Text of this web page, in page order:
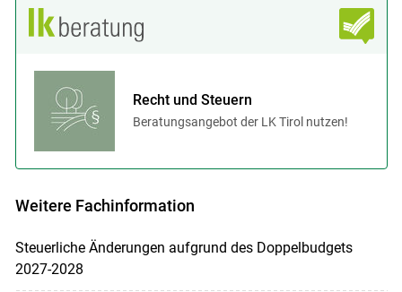
Recht und Steuern
Beratungsangebot der LK Tirol nutzen!
Weitere Fachinformation
Steuerliche Änderungen aufgrund des Doppelbudgets
2027-2028